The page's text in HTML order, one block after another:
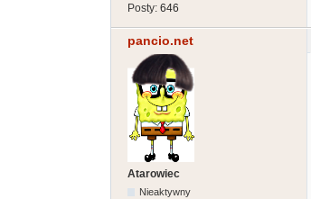
Posty: 646
pancio.net
Atarowiec
Nieaktywny